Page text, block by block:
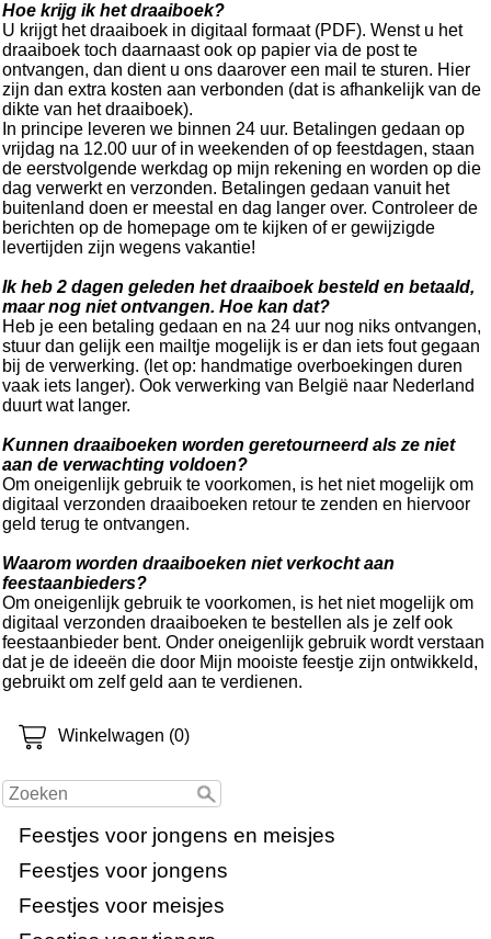
Winkelwagen (0)
Feestjes voor jongens en meisjes
Feestjes voor jongens
Feestjes voor meisjes
Hoe krijg ik het draaiboek?
U krijgt het draaiboek in digitaal formaat (PDF). Wenst u het
draaiboek toch daarnaast ook op papier via de post te
ontvangen, dan dient u ons daarover een mail te sturen. Hier
zijn dan extra kosten aan verbonden (dat is afhankelijk van de
dikte van het draaiboek).
In principe leveren we binnen 24 uur. Betalingen gedaan op
vrijdag na 12.00 uur of in weekenden of op feestdagen, staan
de eerstvolgende werkdag op mijn rekening en worden op die
dag verwerkt en verzonden. Betalingen gedaan vanuit het
buitenland doen er meestal en dag langer over. Controleer de
berichten op de homepage om te kijken of er gewijzigde
levertijden zijn wegens vakantie!
Ik heb 2 dagen geleden het draaiboek besteld en betaald,
maar nog niet ontvangen. Hoe kan dat?
Heb je een betaling gedaan en na 24 uur nog niks ontvangen,
stuur dan gelijk een mailtje mogelijk is er dan iets fout gegaan
bij de verwerking. (let op: handmatige overboekingen duren
vaak iets langer). Ook verwerking van België naar Nederland
duurt wat langer.
Kunnen draaiboeken worden geretourneerd als ze niet
aan de verwachting voldoen?
Om oneigenlijk gebruik te voorkomen, is het niet mogelijk om
digitaal verzonden draaiboeken retour te zenden en hiervoor
geld terug te ontvangen.
Waarom worden draaiboeken niet verkocht aan
feestaanbieders?
Om oneigenlijk gebruik te voorkomen, is het niet mogelijk om
digitaal verzonden draaiboeken te bestellen als je zelf ook
feestaanbieder bent. Onder oneigenlijk gebruik wordt verstaan
dat je de ideeën die door Mijn mooiste feestje zijn ontwikkeld,
gebruikt om zelf geld aan te verdienen.